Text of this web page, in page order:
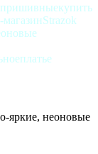
яркие, неоновые